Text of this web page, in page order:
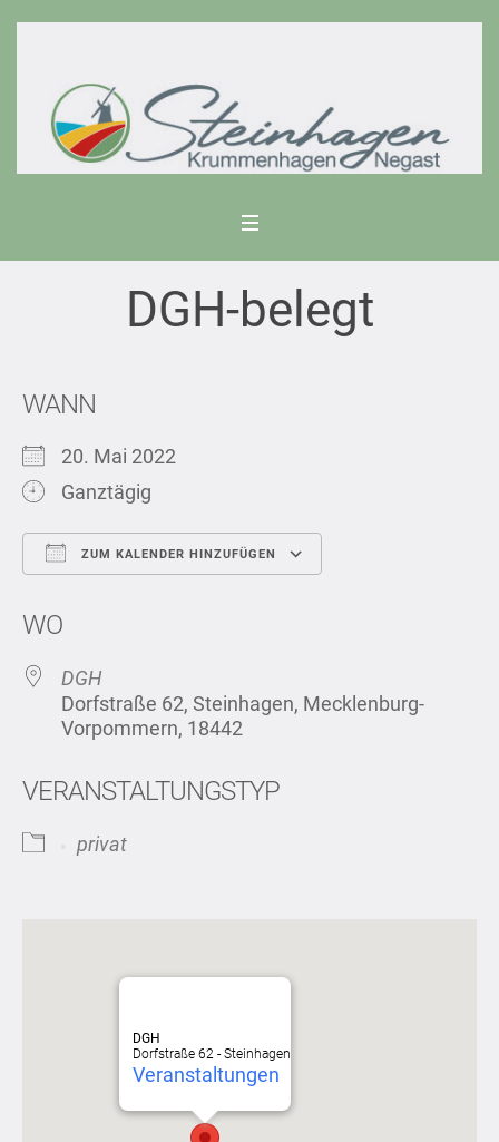
DGH-belegt
WANN
20. Mai 2022
Ganztägig
ZUM KALENDER HINZUFÜGEN
WO
DGH
Dorfstraße 62, Steinhagen, Mecklenburg-
Vorpommern, 18442
VERANSTALTUNGSTYP
privat
DGH
Dorfstraße 62 - Steinhagen
Veranstaltungen